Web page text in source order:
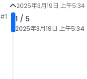
#1
2025年3月19日 上午5:34
1 / 5
2025年3月19日 上午5:34